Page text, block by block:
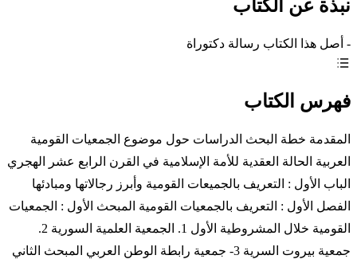
نبذة عن الكتاب
- أصل هذا الكتاب رسالة دكتوراة
فهرس الكتاب
المقدمة خطة البحث الدراسات حول موضوع الجمعيات القومية
العربية الحالة العقدية للأمة الإسلامية في القرن الرابع عشر الهجري
الباب الأول : التعريف بالجميعات القومية وأبرز رجالاتها ومبادئها
الفصل الأول : التعريف بالجمعيات القومية المبحث الأول : الجمعيات
القومية خلال المشروطية الأول 1. الجمعية العلمية السورية 2.
جمعية بيروت السرية 3- جمعية رابطة الوطن العربي المبحث الثاني